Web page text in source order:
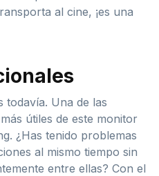
al cine, ¡es una
todavía. Una de las
útiles de este monitor
¿Has tenido problemas
al mismo tiempo sin
entre ellas? Con el